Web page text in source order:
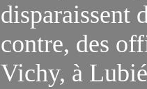
disparaissent
contre, des
Vichy, à